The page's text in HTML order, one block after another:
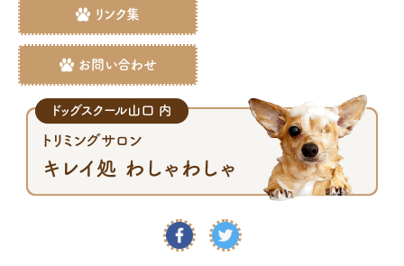
リンク集
お問い合わせ